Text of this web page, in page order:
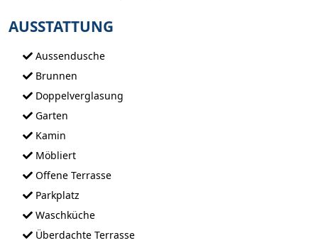
AUSSTATTUNG
Aussendusche
Brunnen
Doppelverglasung
Garten
Kamin
Möbliert
Offene Terrasse
Parkplatz
Waschküche
Überdachte Terrasse